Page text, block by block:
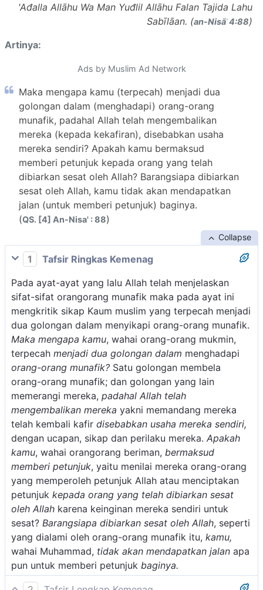
'Ađalla Allāhu Wa Man Yuđlil Allāhu Falan Tajida Lahu
Sabīlāan. (an-Nisāʾ 4:88)
Artinya:
Ads by Muslim Ad Network
Maka mengapa kamu (terpecah) menjadi dua
golongan dalam (menghadapi) orang-orang
munafik, padahal Allah telah mengembalikan
mereka (kepada kekafiran), disebabkan usaha
mereka sendiri? Apakah kamu bermaksud
memberi petunjuk kepada orang yang telah
dibiarkan sesat oleh Allah? Barangsiapa dibiarkan
sesat oleh Allah, kamu tidak akan mendapatkan
jalan (untuk memberi petunjuk) baginya.
(QS. [4] An-Nisa' : 88)
Collapse
1
Tafsir Ringkas Kemenag
Pada ayat-ayat yang lalu Allah telah menjelaskan
sifat-sifat orangorang munafik maka pada ayat ini
mengkritik sikap Kaum muslim yang terpecah menjadi
dua golongan dalam menyikapi orang-orang munafik.
Maka mengapa kamu, wahai orang-orang mukmin,
terpecah menjadi dua golongan dalam menghadapi
orang-orang munafik? Satu golongan membela
orang-orang munafik; dan golongan yang lain
memerangi mereka, padahal Allah telah
mengembalikan mereka yakni memandang mereka
telah kembali kafir disebabkan usaha mereka sendiri,
dengan ucapan, sikap dan perilaku mereka. Apakah
kamu, wahai orangorang beriman, bermaksud
memberi petunjuk, yaitu menilai mereka orang-orang
yang memperoleh petunjuk Allah atau menciptakan
petunjuk kepada orang yang telah dibiarkan sesat
oleh Allah karena keinginan mereka sendiri untuk
sesat? Barangsiapa dibiarkan sesat oleh Allah, seperti
yang dialami oleh orang-orang munafik itu, kamu,
wahai Muhammad, tidak akan mendapatkan jalan apa
pun untuk memberi petunjuk baginya.